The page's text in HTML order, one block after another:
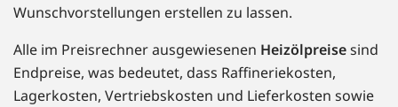
Wunschvorstellungen erstellen zu lassen.
Alle im Preisrechner ausgewiesenen Heizölpreisesind
Endpreise, was bedeutet, dass Raffineriekosten,
Lagerkosten, Vertriebskosten und Lieferkosten sowie